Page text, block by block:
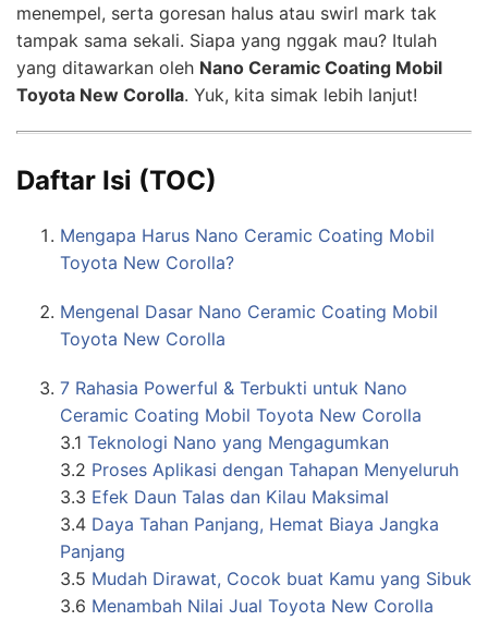
menempel, serta goresan halus atau swirl mark tak
tampak sama sekali. Siapa yang nggak mau? Itulah
yang ditawarkan oleh Nano Ceramic Coating Mobil
Toyota New Corolla. Yuk, kita simak lebih lanjut!
Daftar Isi (TOC)
Mengapa Harus Nano Ceramic Coating Mobil
Toyota New Corolla?
Mengenal Dasar Nano Ceramic Coating Mobil
Toyota New Corolla
7 Rahasia Powerful & Terbukti untuk Nano
Ceramic Coating Mobil Toyota New Corolla
3.1 Teknologi Nano yang Mengagumkan
3.2 Proses Aplikasi dengan Tahapan Menyeluruh
3.3 Efek Daun Talas dan Kilau Maksimal
3.4 Daya Tahan Panjang, Hemat Biaya Jangka
Panjang
3.5 Mudah Dirawat, Cocok buat Kamu yang Sibuk
3.6 Menambah Nilai Jual Toyota New Corolla